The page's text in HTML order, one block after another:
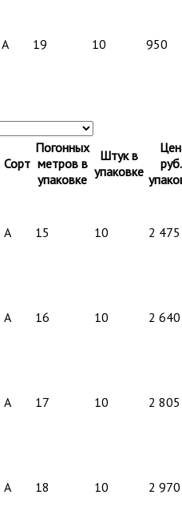
A 19 10 950
Сорт
Погонных
метров в
упаковке
Штук в
упаковке
A 15 10 2 475
A 16 10 2 640
A 17 10 2 805
A 18 10 2 970